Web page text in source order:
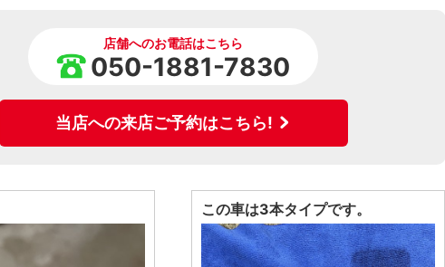
店舗へのお電話はこちら
050-1881-7830
当店への来店ご予約はこちら!
この車は3本タイプです。